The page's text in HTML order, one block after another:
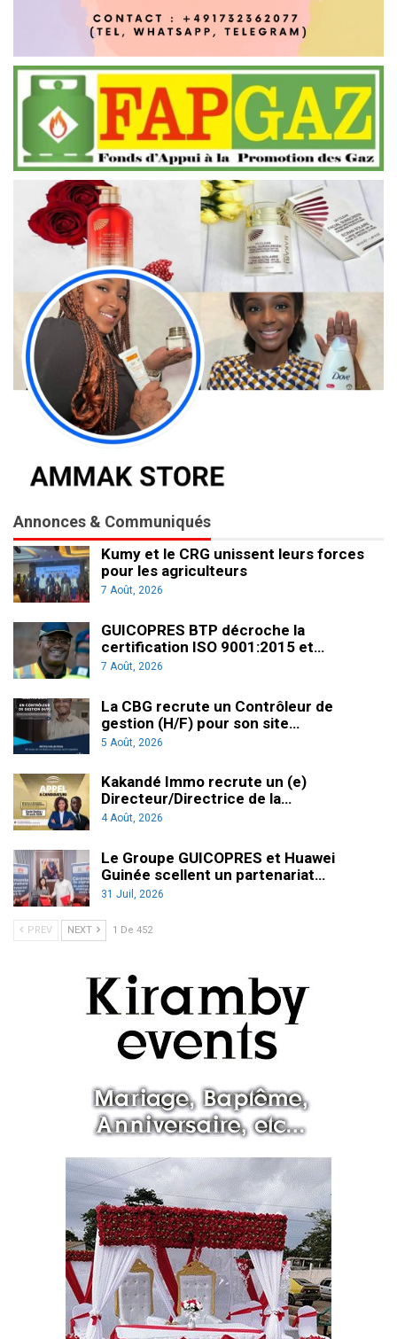
Annonces & Communiqués
Kumy et le CRG unissent leurs forces
pour les agriculteurs
7 Août, 2026
GUICOPRES BTP décroche la
certification ISO 9001:2015 et…
7 Août, 2026
La CBG recrute un Contrôleur de
gestion (H/F) pour son site…
5 Août, 2026
Kakandé Immo recrute un (e)
Directeur/Directrice de la…
4 Août, 2026
Le Groupe GUICOPRES et Huawei
Guinée scellent un partenariat…
31 Juil, 2026
PREV NEXT 1 De 452